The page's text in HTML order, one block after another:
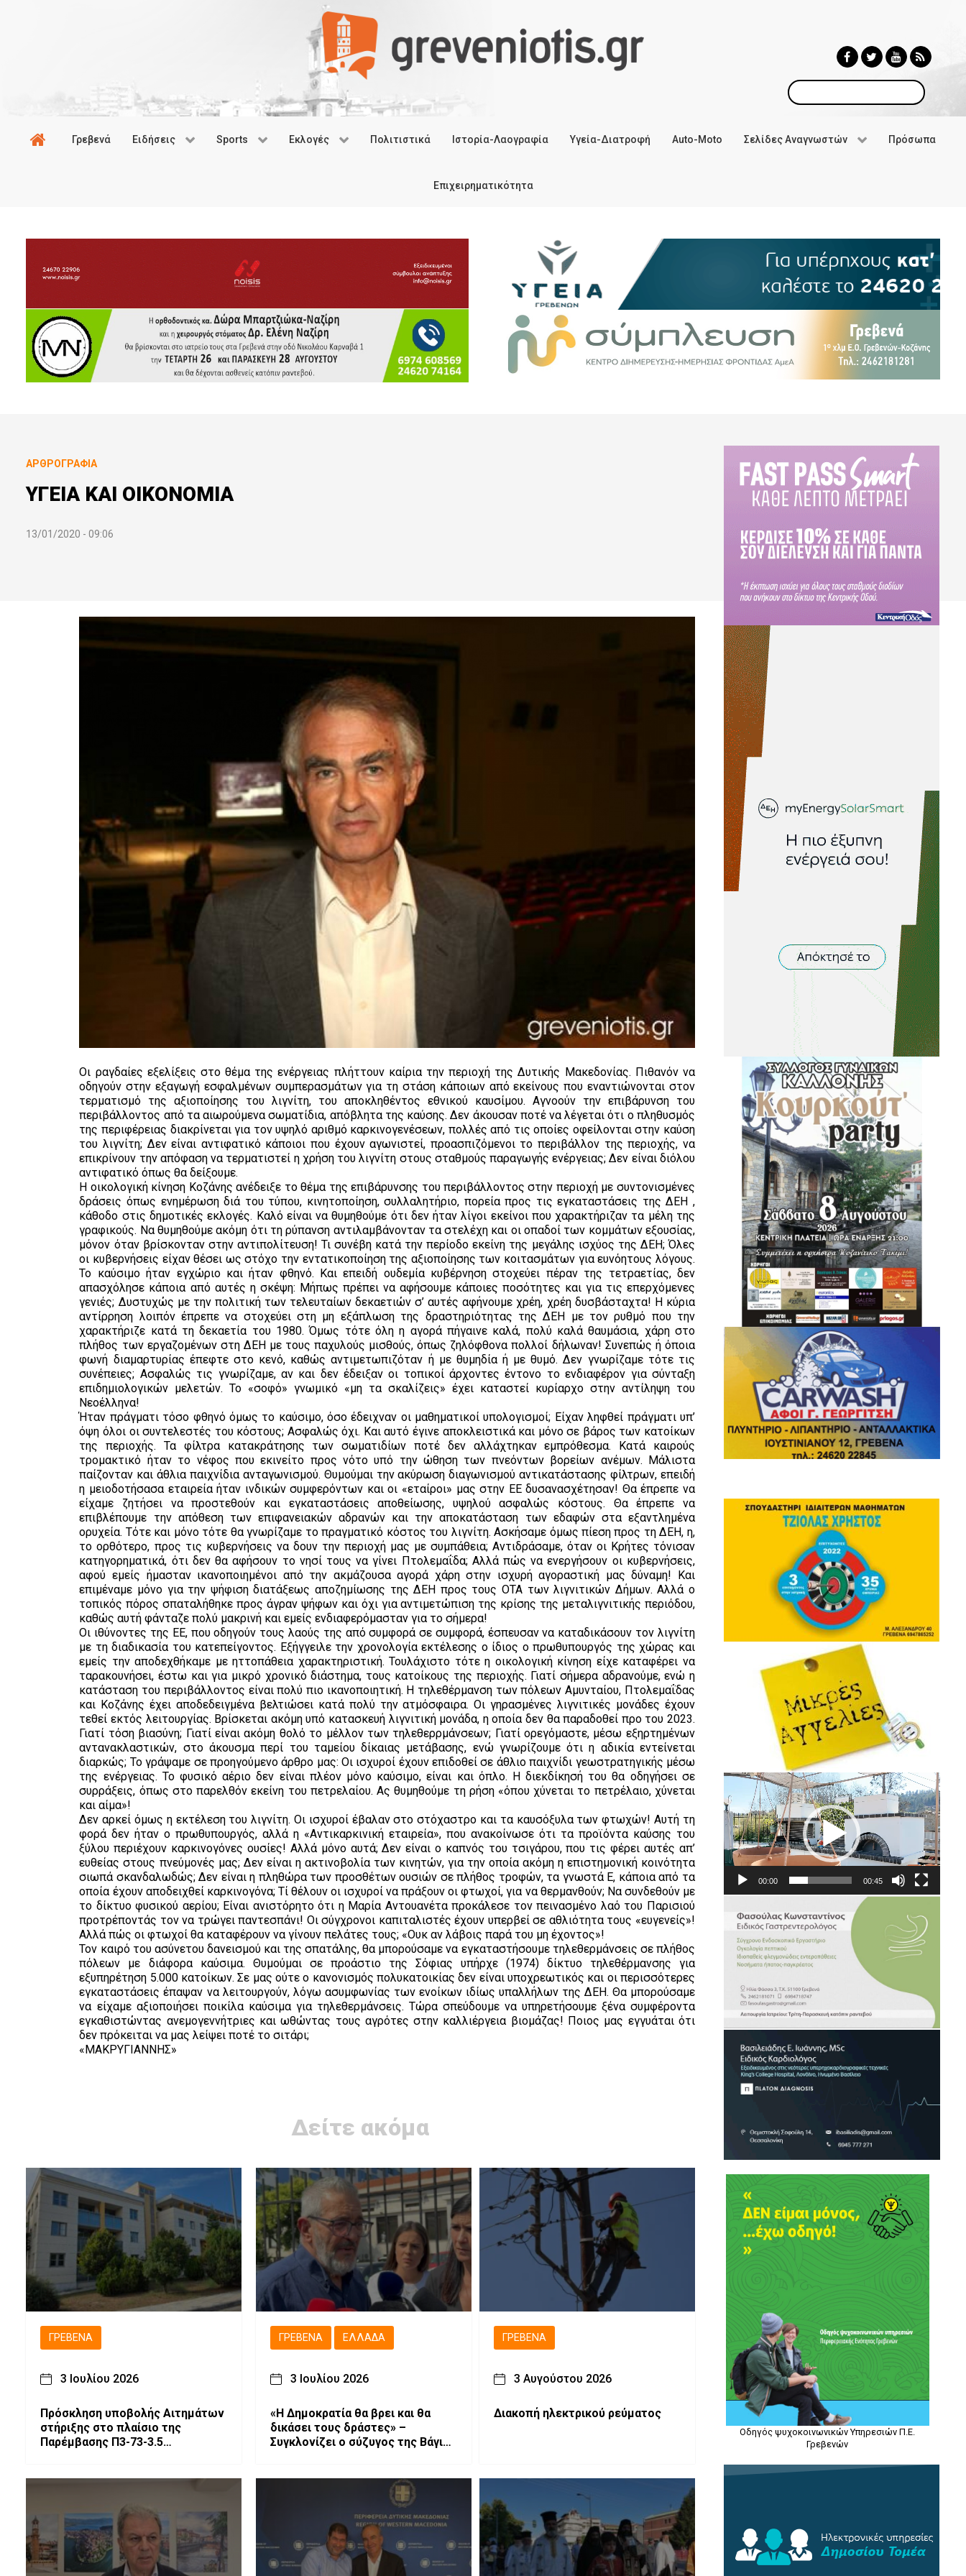
Αναζήτηση
Γρεβενά Ειδήσεις Sports Εκλογές Πολιτιστικά Ιστορία-Λαογραφία Υγεία-Διατροφή Auto-Moto Σελίδες Αναγνωστών Πρόσωπα
Επιχειρηματικότητα
ΑΡΘΡΟΓΡΑΦΊΑ
ΥΓΕΙΑ ΚΑΙ ΟΙΚΟΝΟΜΙΑ
13/01/2020 - 09:06
Οι ραγδαίες εξελίξεις στο θέμα της ενέργειας πλήττουν καίρια την περιοχή της Δυτικής Μακεδονίας. Πιθανόν να
οδηγούν στην εξαγωγή εσφαλμένων συμπερασμάτων για τη στάση κάποιων από εκείνους που εναντιώνονται στον
τερματισμό της αξιοποίησης του λιγνίτη, του αποκληθέντος εθνικού καυσίμου. Αγνοούν την επιβάρυνση του
περιβάλλοντος από τα αιωρούμενα σωματίδια, απόβλητα της καύσης. Δεν άκουσαν ποτέ να λέγεται ότι ο πληθυσμός
της περιφέρειας διακρίνεται για τον υψηλό αριθμό καρκινογενέσεων, πολλές από τις οποίες οφείλονται στην καύση
του λιγνίτη; Δεν είναι αντιφατικό κάποιοι που έχουν αγωνιστεί, προασπιζόμενοι το περιβάλλον της περιοχής, να
επικρίνουν την απόφαση να τερματιστεί η χρήση του λιγνίτη στους σταθμούς παραγωγής ενέργειας; Δεν είναι διόλου
αντιφατικό όπως θα δείξουμε.
Η οικολογική κίνηση Κοζάνης ανέδειξε το θέμα της επιβάρυνσης του περιβάλλοντος στην περιοχή με συντονισμένες
δράσεις όπως ενημέρωση διά του τύπου, κινητοποίηση, συλλαλητήριο, πορεία προς τις εγκαταστάσεις της ΔΕΗ ,
κάθοδο στις δημοτικές εκλογές. Καλό είναι να θυμηθούμε ότι δεν ήταν λίγοι εκείνοι που χαρακτήριζαν τα μέλη της
γραφικούς. Να θυμηθούμε ακόμη ότι τη ρύπανση αντιλαμβάνονταν τα στελέχη και οι οπαδοί των κομμάτων εξουσίας,
μόνον όταν βρίσκονταν στην αντιπολίτευση! Τι συνέβη κατά την περίοδο εκείνη της μεγάλης ισχύος της ΔΕΗ; Όλες
οι κυβερνήσεις είχαν θέσει ως στόχο την εντατικοποίηση της αξιοποίησης των κοιτασμάτων για ευνόητους λόγους.
Το καύσιμο ήταν εγχώριο και ήταν φθηνό. Και επειδή ουδεμία κυβέρνηση στοχεύει πέραν της τετραετίας, δεν
απασχόλησε κάποια από αυτές η σκέψη: Μήπως πρέπει να αφήσουμε κάποιες ποσότητες και για τις επερχόμενες
γενιές; Δυστυχώς με την πολιτική των τελευταίων δεκαετιών σ’ αυτές αφήνουμε χρέη, χρέη δυσβάσταχτα! Η κύρια
αντίρρηση λοιπόν έπρεπε να στοχεύει στη μη εξάπλωση της δραστηριότητας της ΔΕΗ με τον ρυθμό που την
χαρακτήριζε κατά τη δεκαετία του 1980. Όμως τότε όλη η αγορά πήγαινε καλά, πολύ καλά θαυμάσια, χάρη στο
πλήθος των εργαζομένων στη ΔΕΗ με τους παχυλούς μισθούς, όπως ζηλόφθονα πολλοί δήλωναν! Συνεπώς ή όποια
φωνή διαμαρτυρίας έπεφτε στο κενό, καθώς αντιμετωπιζόταν ή με θυμηδία ή με θυμό. Δεν γνωρίζαμε τότε τις
συνέπειες; Ασφαλώς τις γνωρίζαμε, αν και δεν έδειξαν οι τοπικοί άρχοντες έντονο το ενδιαφέρον για σύνταξη
επιδημιολογικών μελετών. Το «σοφό» γνωμικό «μη τα σκαλίζεις» έχει καταστεί κυρίαρχο στην αντίληψη του
Νεοέλληνα!
Ήταν πράγματι τόσο φθηνό όμως το καύσιμο, όσο έδειχναν οι μαθηματικοί υπολογισμοί; Είχαν ληφθεί πράγματι υπ’
όψη όλοι οι συντελεστές του κόστους; Ασφαλώς όχι. Και αυτό έγινε αποκλειστικά και μόνο σε βάρος των κατοίκων
της περιοχής. Τα φίλτρα κατακράτησης των σωματιδίων ποτέ δεν αλλάχτηκαν εμπρόθεσμα. Κατά καιρούς
τρομακτικό ήταν το νέφος που εκινείτο προς νότο υπό την ώθηση των πνεόντων βορείων ανέμων. Μάλιστα
παίζονταν και άθλια παιχνίδια ανταγωνισμού. Θυμούμαι την ακύρωση διαγωνισμού αντικατάστασης φίλτρων, επειδή
η μειοδοτήσασα εταιρεία ήταν ινδικών συμφερόντων και οι «εταίροι» μας στην ΕΕ δυσανασχέτησαν! Θα έπρεπε να
είχαμε ζητήσει να προστεθούν και εγκαταστάσεις αποθείωσης, υψηλού ασφαλώς κόστους. Θα έπρεπε να
επιβλέπουμε την απόθεση των επιφανειακών αδρανών και την αποκατάσταση των εδαφών στα εξαντλημένα
ορυχεία. Τότε και μόνο τότε θα γνωρίζαμε το πραγματικό κόστος του λιγνίτη. Ασκήσαμε όμως πίεση προς τη ΔΕΗ, η,
το ορθότερο, προς τις κυβερνήσεις να δουν την περιοχή μας με συμπάθεια; Αντιδράσαμε, όταν οι Κρήτες τόνισαν
κατηγορηματικά, ότι δεν θα αφήσουν το νησί τους να γίνει Πτολεμαΐδα; Αλλά πώς να ενεργήσουν οι κυβερνήσεις,
αφού εμείς ήμασταν ικανοποιημένοι από την ακμάζουσα αγορά χάρη στην ισχυρή αγοραστική μας δύναμη! Και
επιμέναμε μόνο για την ψήφιση διατάξεως αποζημίωσης της ΔΕΗ προς τους ΟΤΑ των λιγνιτικών Δήμων. Αλλά ο
τοπικός πόρος σπαταλήθηκε προς άγραν ψήφων και όχι για αντιμετώπιση της κρίσης της μεταλιγνιτικής περιόδου,
καθώς αυτή φάνταζε πολύ μακρινή και εμείς ενδιαφερόμασταν για το σήμερα!
Οι ιθύνοντες της ΕΕ, που οδηγούν τους λαούς της από συμφορά σε συμφορά, έσπευσαν να καταδικάσουν τον λιγνίτη
με τη διαδικασία του κατεπείγοντος. Εξήγγειλε την χρονολογία εκτέλεσης ο ίδιος ο πρωθυπουργός της χώρας και
εμείς την αποδεχθήκαμε με ηττοπάθεια χαρακτηριστική. Τουλάχιστο τότε η οικολογική κίνηση είχε καταφέρει να
ταρακουνήσει, έστω και για μικρό χρονικό διάστημα, τους κατοίκους της περιοχής. Γιατί σήμερα αδρανούμε, ενώ η
κατάσταση του περιβάλλοντος είναι πολύ πιο ικανοποιητική. Η τηλεθέρμανση των πόλεων Αμυνταίου, Πτολεμαΐδας
και Κοζάνης έχει αποδεδειγμένα βελτιώσει κατά πολύ την ατμόσφαιρα. Οι γηρασμένες λιγνιτικές μονάδες έχουν
τεθεί εκτός λειτουργίας. Βρίσκεται ακόμη υπό κατασκευή λιγνιτική μονάδα, η οποία δεν θα παραδοθεί προ του 2023.
Γιατί τόση βιασύνη; Γιατί είναι ακόμη θολό το μέλλον των τηλεθερρμάνσεων; Γιατί ορεγόμαστε, μέσω εξηρτημένων
αντανακλαστικών, στο άκουσμα περί του ταμείου δίκαιας μετάβασης, ενώ γνωρίζουμε ότι η αδικία εντείνεται
διαρκώς; Το γράψαμε σε προηγούμενο άρθρο μας: Οι ισχυροί έχουν επιδοθεί σε άθλιο παιχνίδι γεωστρατηγικής μέσω
της ενέργειας. Το φυσικό αέριο δεν είναι πλέον μόνο καύσιμο, είναι και όπλο. Η διεκδίκησή του θα οδηγήσει σε
συρράξεις, όπως στο παρελθόν εκείνη του πετρελαίου. Ας θυμηθούμε τη ρήση «όπου χύνεται το πετρέλαιο, χύνεται
και αίμα»!
Δεν αρκεί όμως η εκτέλεση του λιγνίτη. Οι ισχυροί έβαλαν στο στόχαστρο και τα καυσόξυλα των φτωχών! Αυτή τη
φορά δεν ήταν ο πρωθυπουργός, αλλά η «Αντικαρκινική εταιρεία», που ανακοίνωσε ότι τα προϊόντα καύσης του
ξύλου περιέχουν καρκινογόνες ουσίες! Αλλά μόνο αυτά; Δεν είναι ο καπνός του τσιγάρου, που τις φέρει αυτές απ’
ευθείας στους πνεύμονές μας; Δεν είναι η ακτινοβολία των κινητών, για την οποία ακόμη η επιστημονική κοινότητα
σιωπά σκανδαλωδώς; Δεν είναι η πληθώρα των προσθέτων ουσιών σε πλήθος τροφών, τα γνωστά Ε, κάποια από τα
οποία έχουν αποδειχθεί καρκινογόνα; Τί θέλουν οι ισχυροί να πράξουν οι φτωχοί, για να θερμανθούν; Να συνδεθούν με
το δίκτυο φυσικού αερίου; Είναι ανιστόρητο ότι η Μαρία Αντουανέτα προκάλεσε τον πεινασμένο λαό του Παρισιού
προτρέποντάς τον να τρώγει παντεσπάνι! Οι σύγχρονοι καπιταλιστές έχουν υπερβεί σε αθλιότητα τους «ευγενείς»!
Αλλά πώς οι φτωχοί θα καταφέρουν να γίνουν πελάτες τους; «Ουκ αν λάβοις παρά του μη έχοντος»!
Τον καιρό του ασύνετου δανεισμού και της σπατάλης, θα μπορούσαμε να εγκαταστήσουμε τηλεθερμάνσεις σε πλήθος
πόλεων με διάφορα καύσιμα. Θυμούμαι σε προάστιο της Σόφιας υπήρχε (1974) δίκτυο τηλεθέρμανσης για
εξυπηρέτηση 5.000 κατοίκων. Σε μας ούτε ο κανονισμός πολυκατοικίας δεν είναι υποχρεωτικός και οι περισσότερες
εγκαταστάσεις έπαψαν να λειτουργούν, λόγω ασυμφωνίας των ενοίκων ιδίως υπαλλήλων της ΔΕΗ. Θα μπορούσαμε
να είχαμε αξιοποιήσει ποικίλα καύσιμα για τηλεθερμάνσεις. Τώρα σπεύδουμε να υπηρετήσουμε ξένα συμφέροντα
εγκαθιστώντας ανεμογεννήτριες και ωθώντας τους αγρότες στην καλλιέργεια βιομάζας! Ποιος μας εγγυάται ότι
δεν πρόκειται να μας λείψει ποτέ το σιτάρι;
«ΜΑΚΡΥΓΙΑΝΝΗΣ»
Δείτε ακόμα
ΓΡΕΒΕΝΆ
3 Ιουλίου 2026
Πρόσκληση υποβολής Αιτημάτων
στήριξης στο πλαίσιο της
Παρέμβασης Π3-73-3.5
ΓΡΕΒΕΝΆ ΕΛΛΆΔΑ
3 Ιουλίου 2026
«Η Δημοκρατία θα βρει και θα
δικάσει τους δράστες» –
Συγκλονίζει ο σύζυγος της Βάγιας
ΓΡΕΒΕΝΆ
3 Αυγούστου 2026
Διακοπή ηλεκτρικού ρεύματος
Πρόγραμμα
Αναπαραγωγής
Βίντεο
00:00 00:45
Οδηγός ψυχοκοινωνικών Υπηρεσιών Π.Ε.
Γρεβενών